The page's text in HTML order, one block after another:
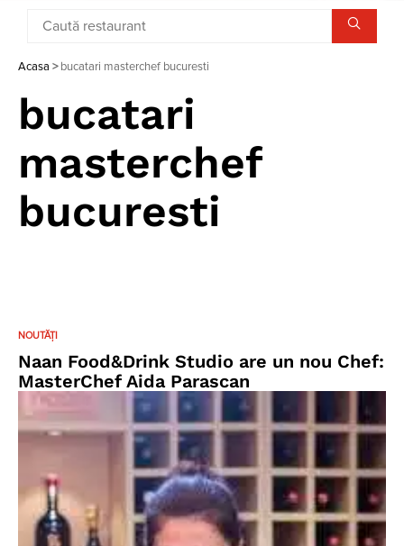
Acasa > bucatari masterchef bucuresti
bucatari
masterchef
bucuresti
NOUTĂȚI
Naan Food&Drink Studio are un nou Chef:
MasterChef Aida Parascan